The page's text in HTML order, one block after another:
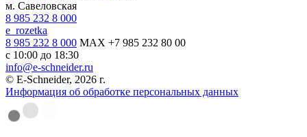
м. Савеловская
8 985 232 8 000
e_rozetka
8 985 232 8 000 MAX +7 985 232 80 00
с 10:00 до 18:30
info@e-schneider.ru
© E-Schneider, 2026 г.
Информация об обработке персональных данных